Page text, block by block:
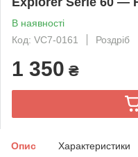
В наявності
Код: VC7-0161
Роздріб
1 350 ₴
Опис Характеристики